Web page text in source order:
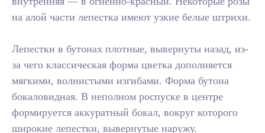
на алой части лепестка имеют узкие белые штрихи.
Лепестки в бутонах плотные, вывернуты назад, из-
за чего классическая форма цветка дополняется
мягкими, волнистыми изгибами. Форма бутона
бокаловидная. В неполном роспуске в центре
формируется аккуратный бокал, вокруг которого
широкие лепестки, вывернутые наружу.